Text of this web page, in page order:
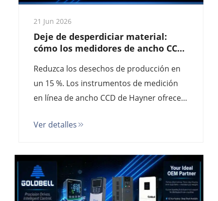
21 Jun 2026
Deje de desperdiciar material:
cómo los medidores de ancho CCD
2026
Reduzca los desechos de producción en
un 15 %. Los instrumentos de medición
en línea de ancho CCD de Hayner ofrecen
seguimiento de bordes a alta velocidad
Tasa de muestreo de 1000 Hz. Listos para
la Industria 4.0.
Ver detalles